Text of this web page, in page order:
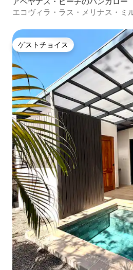
エコヴィラ・ラス・メリナス・ミ
ゲストチョイス
ゲストチョイス